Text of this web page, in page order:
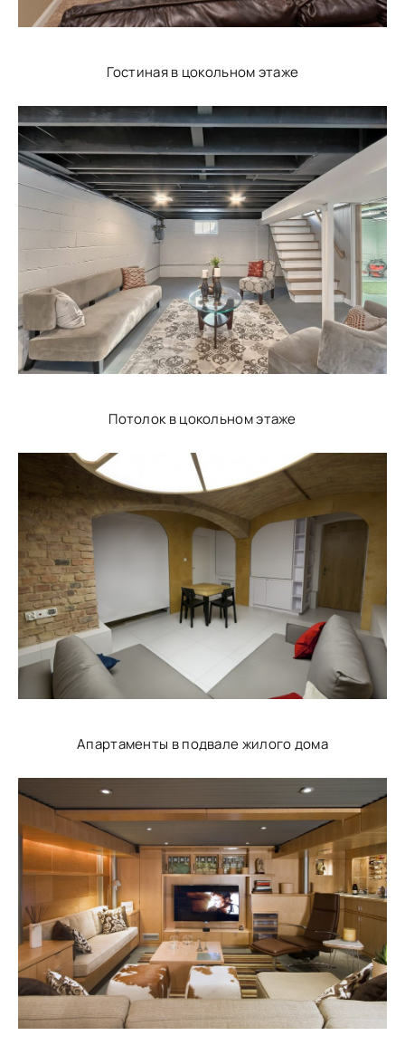
Гостиная в цокольном этаже
Потолок в цокольном этаже
Апартаменты в подвале жилого дома